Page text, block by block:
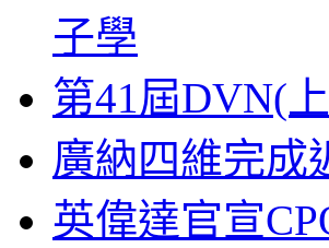
子學
第41屆DVN(
廣納四維完成
英偉達官宣